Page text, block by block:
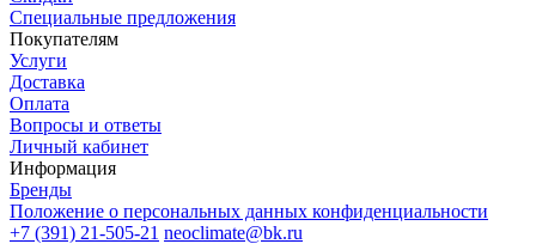
Специальные предложения
Покупателям
Услуги
Доставка
Оплата
Вопросы и ответы
Личный кабинет
Информация
Бренды
Положение о персональных данных конфиденциальности
+7 (391) 21-505-21 neoclimate@bk.ru